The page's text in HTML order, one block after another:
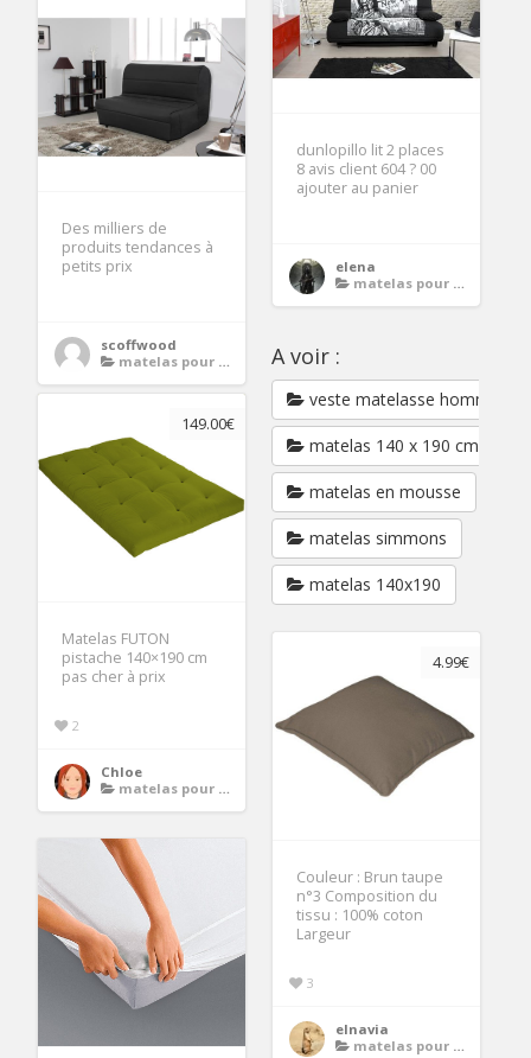
dunlopillo lit 2 places
8 avis client 604 ? 00
ajouter au panier
elena
matelas pour banquette
Des milliers de
produits tendances à
petits prix
scoffwood
matelas pour banquette
A voir :
veste matelasse homme
matelas 140 x 190 cm
matelas en mousse
matelas simmons
matelas 140x190
149.00€
Matelas FUTON
pistache 140×190 cm
pas cher à prix
2
Chloe
matelas pour banquette
4.99€
Couleur : Brun taupe
n°3 Composition du
tissu : 100% coton
Largeur
3
elnavia
matelas pour banquette